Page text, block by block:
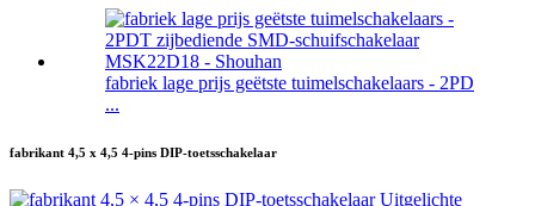
fabriek lage prijs geëtste tuimelschakelaars - 2PD
...
fabrikant 4,5 x 4,5 4-pins DIP-toetsschakelaar